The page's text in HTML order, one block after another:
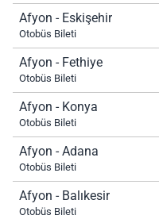
Afyon - Eskişehir
Otobüs Bileti
Afyon - Fethiye
Otobüs Bileti
Afyon - Konya
Otobüs Bileti
Afyon - Adana
Otobüs Bileti
Afyon - Balıkesir
Otobüs Bileti